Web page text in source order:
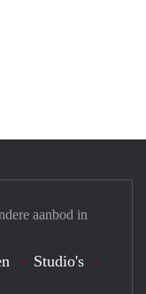
aanbod in
Studio's